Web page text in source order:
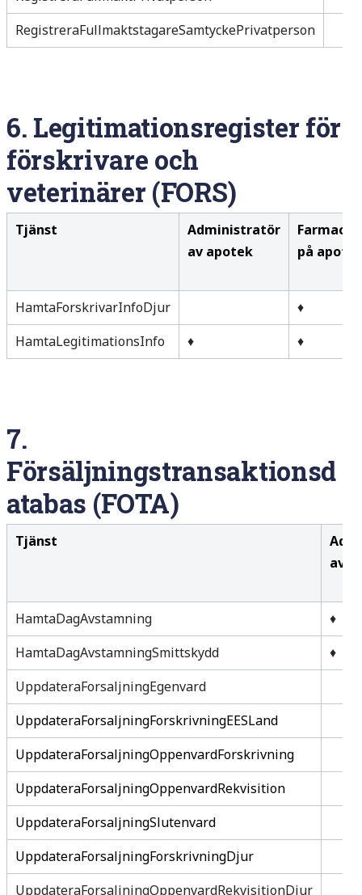
RegistreraFullmaktstagareSamtyckePrivatperson
6. Legitimationsregister för
förskrivare och
veterinärer (FORS)
Tjänst
Administratör
av apotek
på
HamtaForskrivarInfoDjur
♦
HamtaLegitimationsInfo
♦ ♦
7.
Försäljningstransaktionsd
atabas (FOTA)
Tjänst
av
HamtaDagAvstamning
♦
HamtaDagAvstamningSmittskydd
♦
UppdateraForsaljningEgenvard
UppdateraForsaljningForskrivningEESLand
UppdateraForsaljningOppenvardForskrivning
UppdateraForsaljningOppenvardRekvisition
UppdateraForsaljningSlutenvard
UppdateraForsaljningForskrivningDjur
UppdateraForsaljningOppenvardRekvisitionDjur